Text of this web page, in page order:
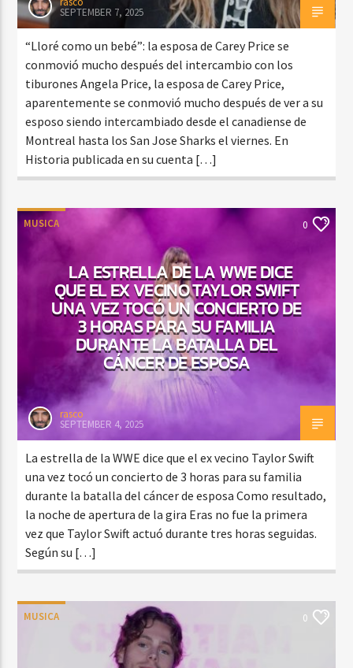
SEPTEMBER 7, 2025
“Lloré como un bebé”: la esposa de Carey Price se
conmovió mucho después del intercambio con los
tiburones Angela Price, la esposa de Carey Price,
aparentemente se conmovió mucho después de ver a su
esposo siendo intercambiado desde el canadiense de
Montreal hasta los San Jose Sharks el viernes. En
Historia publicada en su cuenta […]
MUSICA 0
LA ESTRELLA DE LA WWE DICE
QUE EL EX VECINO TAYLOR SWIFT
UNA VEZ TOCÓ UN CONCIERTO DE
3 HORAS PARA SU FAMILIA
DURANTE LA BATALLA DEL
CÁNCER DE ESPOSA
rasco
SEPTEMBER 4, 2025
La estrella de la WWE dice que el ex vecino Taylor Swift
una vez tocó un concierto de 3 horas para su familia
durante la batalla del cáncer de esposa Como resultado,
la noche de apertura de la gira Eras no fue la primera
vez que Taylor Swift actuó durante tres horas seguidas.
Según su […]
MUSICA 0